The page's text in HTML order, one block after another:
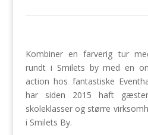
Kombiner en farverig tur
rundt i Smilets by med en
action hos fantastiske
har siden 2015 haft
skoleklasser og større
i Smilets By.